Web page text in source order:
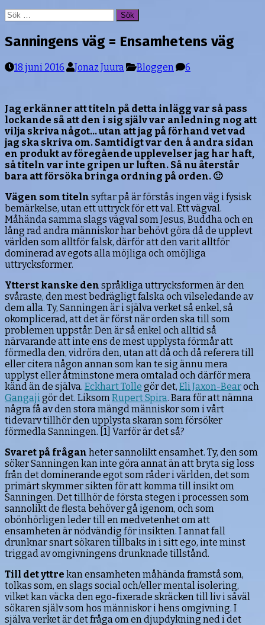
Sök
efter:
Sanningens väg = Ensamhetens väg
18 juni 2016 Jonaz Juura Bloggen 6
Jag erkänner att titeln på detta inlägg var så pass
lockande så att den i sig själv var anledning nog att
vilja skriva något… utan att jag på förhand vet vad
jag ska skriva om. Samtidigt var den å andra sidan
en produkt av föregående upplevelser jag har haft,
så titeln var inte gripen ur luften. Så nu återstår
bara att försöka bringa ordning på orden. 🙂
Vägen som titeln syftar på är förstås ingen väg i fysisk
bemärkelse, utan ett uttryck för ett val. Ett vägval.
Måhända samma slags vägval som Jesus, Buddha och en
lång rad andra människor har behövt göra då de upplevt
världen som alltför falsk, därför att den varit alltför
dominerad av egots alla möjliga och omöjliga
uttrycksformer.
Ytterst kanske den språkliga uttrycksformen är den
svåraste, den mest bedrägligt falska och vilseledande av
dem alla. Ty, Sanningen är i själva verket så enkel, så
okomplicerad, att det är först när orden ska till som
problemen uppstår. Den är så enkel och alltid så
närvarande att inte ens de mest upplysta förmår att
förmedla den, vidröra den, utan att då och då referera till
eller citera någon annan som kan te sig ännu mera
upplyst eller åtminstone mera omtalad och därför mera
känd än de själva. Eckhart Tolle gör det, Eli Jaxon-Bearoch
Gangajigör det. LiksomRupert Spira. Bara för att nämna
några få av den stora mängd människor som i vårt
tidevarv tillhör den upplysta skaran som försöker
förmedla Sanningen. [1] Varför är det så?
Svaret på frågan heter sannolikt ensamhet. Ty, den som
söker Sanningen kan inte göra annat än att bryta sig loss
från det dominerande egot som råder i världen, det som
primärt skymmer sikten för att komma till insikt om
Sanningen. Det tillhör de första stegen i processen som
sannolikt de flesta behöver gå igenom, och som
obönhörligen leder till en medvetenhet om att
ensamheten är nödvändig för insikten. I annat fall
drunknar snart sökaren tillbaks in i sitt ego, inte minst
triggad av omgivningens drunknade tillstånd.
Till det yttre kan ensamheten måhända framstå som,
tolkas som, en slags social och/eller mental isolering,
vilket kan väcka den ego-fixerade skräcken till liv i såväl
sökaren själv som hos människor i hens omgivning. I
själva verket är det fråga om en djupdykning ned i det